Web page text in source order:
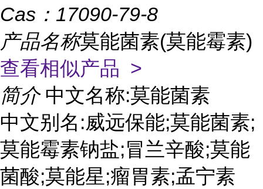
Cas： 17090-79-8
产品名称莫能菌素(莫能霉素)
查看相似产品 >
简介 中文名称:莫能菌素
中文别名:威远保能;莫能菌素;
莫能霉素钠盐;冒兰辛酸;莫能
菌酸;莫能星;瘤胃素;孟宁素